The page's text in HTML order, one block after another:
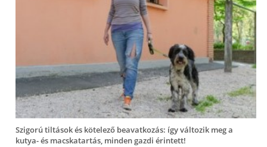
Szigorú tiltások és kötelező beavatkozás: így változik meg a
kutya- és macskatartás, minden gazdi érintett!